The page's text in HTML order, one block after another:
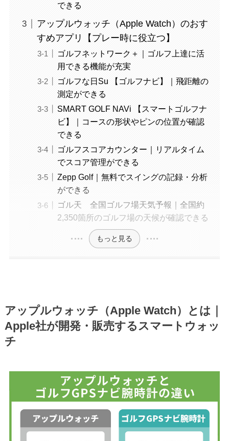
できる
アップルウォッチ（Apple Watch）のおす
すめアプリ【プレー時に役立つ】
ゴルフネットワーク＋｜ゴルフ上達に活
用できる機能が充実
ゴルフな日Su 【ゴルフナビ】｜飛距離の
測定ができる
SMART GOLF NAVi 【スマートゴルフナ
ビ】｜コースの形状やピンの位置が確認
できる
ゴルフスコアカウンター｜リアルタイム
でスコア管理ができる
Zepp Golf｜無料でスイングの記録・分析
ができる
ゴル天 全国ゴルフ場天気予報｜全国約
2,350箇所のゴルフ場の天候が確認できる
もっと見る
アップルウォッチ（Apple Watch）とは｜
Apple社が開発・販売するスマートウォッ
チ